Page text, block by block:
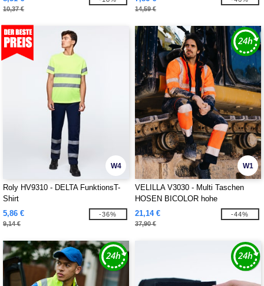
10,37 € 14,59 €
W4
Roly HV9310 - DELTA FunktionsT-
Shirt
5,86 €
9,14 €
-36%
W1
VELILLA V3030 - Multi Taschen
HOSEN BICOLOR hohe
SICHTBARKEIT
21,14 €
37,90 €
-44%